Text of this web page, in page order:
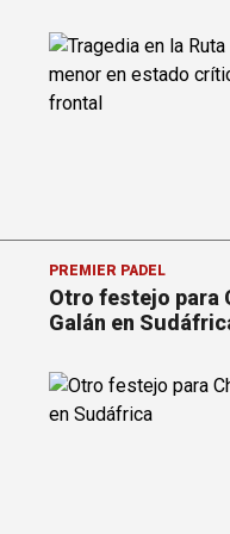
PREMIER PÁDEL
Otro festejo para
Galán en